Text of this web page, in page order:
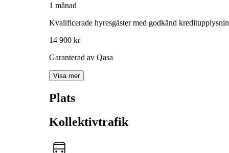
1 månad
Kvalificerade hyresgäster med godkänd
14 900 kr
Garanterad av Qasa
Visa mer
Plats
Kollektivtrafik